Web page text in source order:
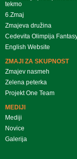
tekmo
6.Zmaj
Zmajeva družina
Cedevita Olimpija
English Website
ZMAJI ZA SKUPNOST
Zmajev nasmeh
Zelena peterka
Projekt One Team
MEDIJI
Mediji
Novice
Galerija